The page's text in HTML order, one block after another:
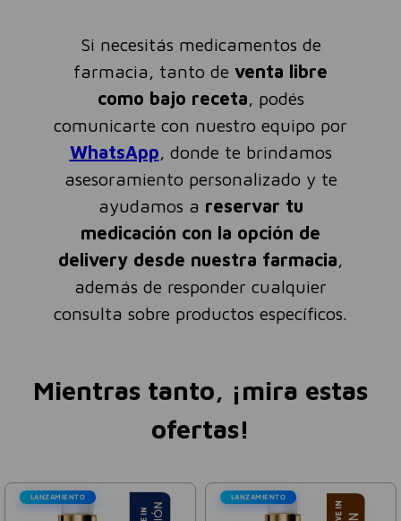
Si necesitás medicamentos de
farmacia, tanto de venta libre
como bajo receta, podés
comunicarte con nuestro equipo por
WhatsApp, donde te brindamos
asesoramiento personalizado y te
ayudamos a reservar tu
medicación con la opción de
delivery desde nuestra farmacia,
además de responder cualquier
consulta sobre productos específicos.
Mientras tanto, ¡mira estas
ofertas!
LANZAMIENTO LANZAMIENTO